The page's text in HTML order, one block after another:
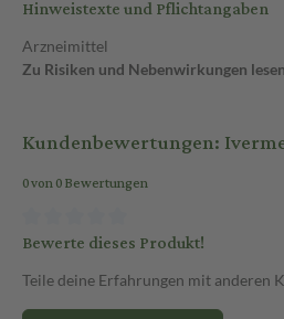
Hinweistexte und Pflichtangaben
Arzneimittel
Zu Risiken und Nebenwirkungen
Kundenbewertungen:
0 von 0 Bewertungen
Bewerte dieses Produkt!
Teile deine Erfahrungen mit anderen